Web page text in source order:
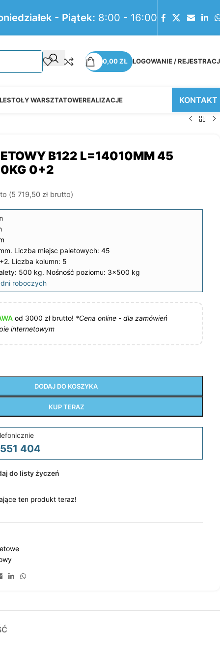
- Piątek: 8:00 - 16:00
0,00ZŁ LOGOWANIE /
STOŁY WARSZTATOWEREALIZACJE KONTAKT
B122 L=14010MM 45
0+2
(5 719,50 zł brutto)
Liczba miejsc paletowych: 45
Liczba kolumn: 5
500 kg. Nośność poziomu: 3×500 kg
roboczych
od 3000 zł brutto! *Cena online - dla zamówień
internetowym
DODAJ DO KOSZYKA
KUP TERAZ
404
do listy życzeń
ten produkt teraz!